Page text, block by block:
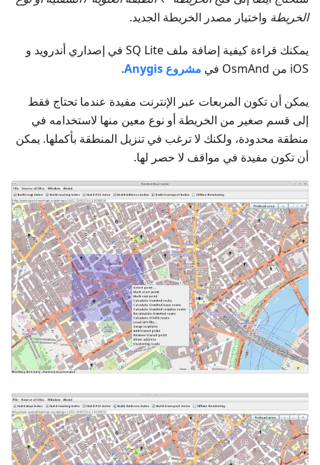
الخريطة واختيار مصدر الخريطة الجديد.
يمكنك قراءة كيفية إضافة ملف SQ Lite في إصداري أندرويد و
iOS من OsmAnd في
مشروع Anygis .
يمكن أن تكون المربعات عبر الإنترنت مفيدة عندما تحتاج فقط
إلى قسم صغير من الخريطة أو نوع معين منها لاستخدامه في
منطقة محدودة، ولكنك لا ترغب في تنزيل المنطقة بأكملها. يمكن
أن تكون مفيدة في مواقف لا حصر لها.